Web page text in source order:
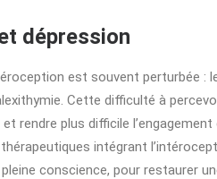
dépression
est souvent perturbée
Cette difficulté à
rendre plus difficile
intégrant
conscience, pour restaurer